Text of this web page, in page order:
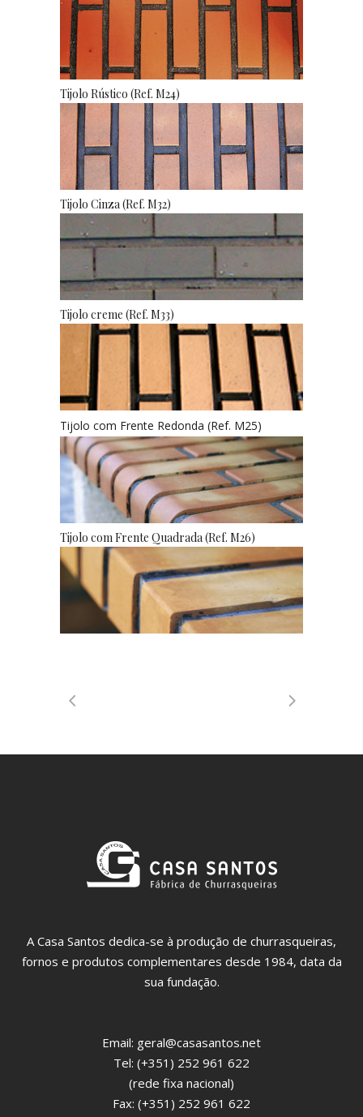
Tijolo Rústico (Ref. M24)
Tijolo Cinza (Ref. M32)
Tijolo creme (Ref. M33)
Tijolo com Frente Redonda (Ref. M25)
Tijolo com Frente Quadrada (Ref. M26)
A Casa Santos dedica-se à produção de churrasqueiras,
fornos e produtos complementares desde 1984, data da
sua fundação.
Email: geral@casasantos.net
Tel: (+351) 252 961 622
(rede fixa nacional)
Fax: (+351) 252 961 622